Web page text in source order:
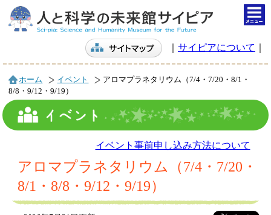
サイピアについて
ホーム イベント
アロマプラネタリウム（7/4・7/20・8/1・
8/8・9/12・9/19）
イベント事前申し込み方法について
アロマプラネタリウム（7/4・7/20・
8/1・8/8・9/12・9/19）